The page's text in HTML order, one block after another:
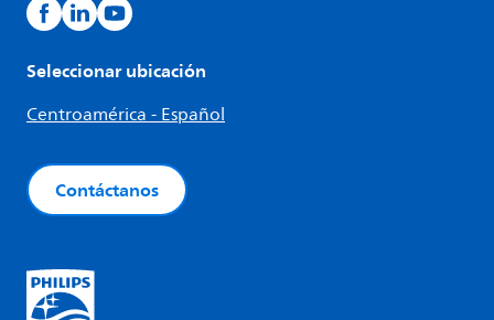
Seleccionar ubicación
Centroamérica - Español
Contáctanos